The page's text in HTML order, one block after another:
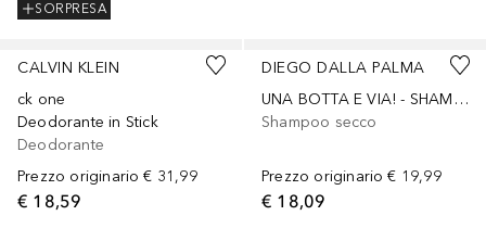
SORPRESA
CALVIN KLEIN
ck one
Deodorante in Stick
Deodorante
Prezzo originario € 31,99
€ 18,59
DIEGO DALLA PALMA
UNA BOTTA E VIA! - SHAMPOO SECCO VOLUMIZZANTE
Shampoo secco
Prezzo originario € 19,99
€ 18,09